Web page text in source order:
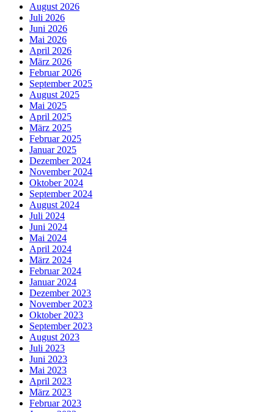
August 2026
Juli 2026
Juni 2026
Mai 2026
April 2026
März 2026
Februar 2026
September 2025
August 2025
Mai 2025
April 2025
März 2025
Februar 2025
Januar 2025
Dezember 2024
November 2024
Oktober 2024
September 2024
August 2024
Juli 2024
Juni 2024
Mai 2024
April 2024
März 2024
Februar 2024
Januar 2024
Dezember 2023
November 2023
Oktober 2023
September 2023
August 2023
Juli 2023
Juni 2023
Mai 2023
April 2023
März 2023
Februar 2023